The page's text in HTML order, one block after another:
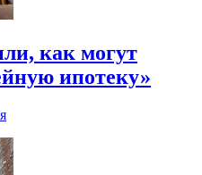
как могут
ипотеку»